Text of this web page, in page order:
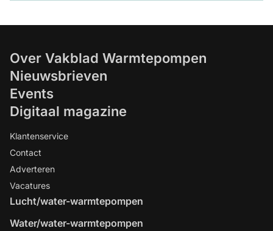
Over Vakblad Warmtepompen
Nieuwsbrieven
Events
Digitaal magazine
Klantenservice
Contact
Adverteren
Vacatures
Lucht/water-warmtepompen
Water/water-warmtepompen